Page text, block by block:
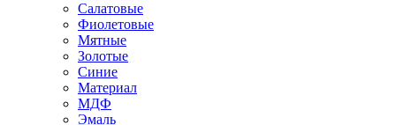
Салатовые
Фиолетовые
Мятные
Золотые
Синие
Материал
МДФ
Эмаль